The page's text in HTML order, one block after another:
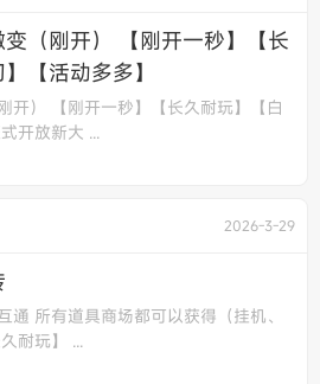
（刚开） 【刚开一秒】【长
【活动多多】
开） 【刚开一秒】【长久耐玩】【白
开放新大 ...
2026-3-29
通 所有道具商场都可以获得（挂机、
耐玩】 ...